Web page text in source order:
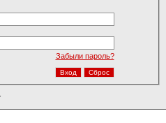
Забыли пароль?